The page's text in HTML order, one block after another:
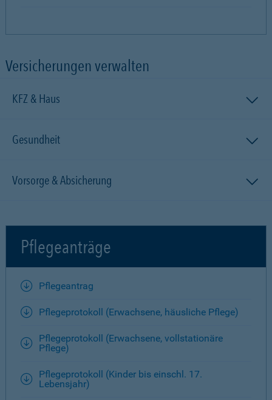
Versicherungen verwalten
KFZ & Haus
Gesundheit
Vorsorge & Absicherung
Pflegeanträge
Pflegeantrag
Pflegeprotokoll (Erwachsene, häusliche Pflege)
Pflegeprotokoll (Erwachsene, vollstationäre
Pflege)
Pflegeprotokoll (Kinder bis einschl. 17.
Lebensjahr)